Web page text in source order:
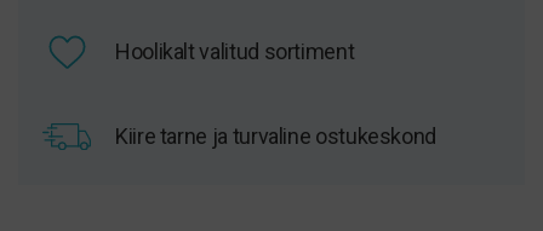
Hoolikalt valitud sortiment
Kiire tarne ja turvaline ostukeskond